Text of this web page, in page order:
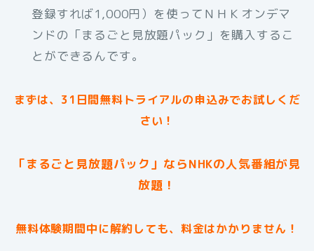
登録すれば1,000円）を使ってＮＨＫオンデマ
ンドの「まるごと見放題パック」を購入するこ
とができるんです。
まずは、31日間無料トライアルの申込みでお試しくだ
さい！
「まるごと見放題パック」ならNHKの人気番組が見
放題！
無料体験期間中に解約しても、料金はかかりません！